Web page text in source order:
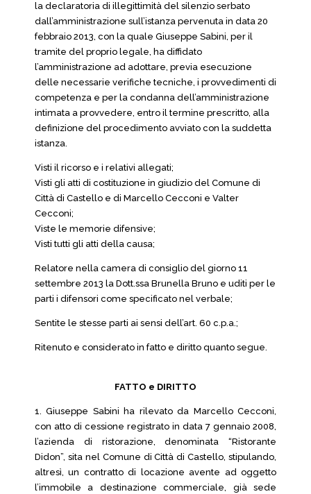
la declaratoria di illegittimità del silenzio serbato
dall’amministrazione sull’istanza pervenuta in data 20
febbraio 2013, con la quale Giuseppe Sabini, per il
tramite del proprio legale, ha diffidato
l’amministrazione ad adottare, previa esecuzione
delle necessarie verifiche tecniche, i provvedimenti di
competenza e per la condanna dell’amministrazione
intimata a provvedere, entro il termine prescritto, alla
definizione del procedimento avviato con la suddetta
istanza.
Visti il ricorso e i relativi allegati;
Visti gli atti di costituzione in giudizio del Comune di
Città di Castello e di Marcello Cecconi e Valter
Cecconi;
Viste le memorie difensive;
Visti tutti gli atti della causa;
Relatore nella camera di consiglio del giorno 11
settembre 2013 la Dott.ssa Brunella Bruno e uditi per le
parti i difensori come specificato nel verbale;
Sentite le stesse parti ai sensi dell’art. 60 c.p.a.;
Ritenuto e considerato in fatto e diritto quanto segue.
FATTO e DIRITTO
1. Giuseppe Sabini ha rilevato da Marcello Cecconi,
con atto di cessione registrato in data 7 gennaio 2008,
l’azienda di ristorazione, denominata “Ristorante
Didon”, sita nel Comune di Città di Castello, stipulando,
altresì, un contratto di locazione avente ad oggetto
l’immobile a destinazione commerciale, già sede